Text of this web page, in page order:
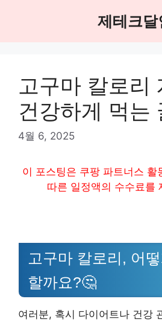
제테크달
고구마 칼로리
건강하게 먹는
4월 6, 2025
이 포스팅은 쿠팡 파트너스 활
따른 일정액의 수수료를
고구마 칼로리, 어
할까요?🤔
여러분, 혹시 다이어트나 건강